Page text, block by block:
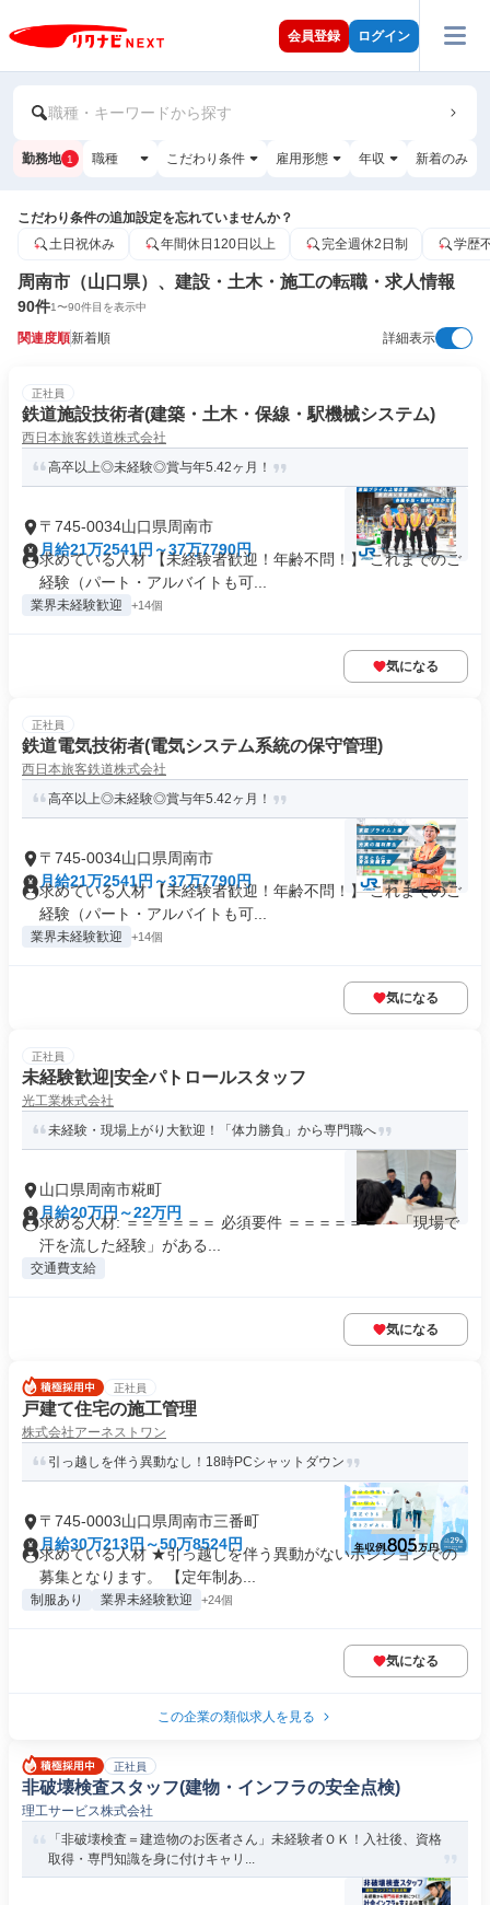
会員登録 ログイン
職種・キーワードから探す
勤務地 1 職種 こだわり条件 雇用形態 年収 新着のみ
こだわり条件の追加設定を忘れていませんか？
土日祝休み
年間休日120日以上 完全週休2日制 学歴
周南市（山口県）、建設・土木・施工の転職・求人情報
90件1〜90件目を表示中
関連度順新着順 詳細表示
正社員
鉄道施設技術者(建築・土木・保線・駅機械システム)
西日本旅客鉄道株式会社
高卒以上◎未経験◎賞与年5.42ヶ月！
〒745-0034山口県周南市
月給21万2541円～37万7790円
求めている人材 【未経験者歓迎！年齢不問！】 これまでのご
経験（パート・アルバイトも可...
業界未経験歓迎 +14個
気になる
正社員
鉄道電気技術者(電気システム系統の保守管理)
西日本旅客鉄道株式会社
高卒以上◎未経験◎賞与年5.42ヶ月！
〒745-0034山口県周南市
月給21万2541円～37万7790円
求めている人材 【未経験者歓迎！年齢不問！】 これまでのご
経験（パート・アルバイトも可...
業界未経験歓迎 +14個
気になる
正社員
未経験歓迎|安全パトロールスタッフ
光工業株式会社
未経験・現場上がり大歓迎！「体力勝負」から専門職へ
山口県周南市糀町
月給20万円～22万円
求める人材: ＝＝＝＝＝＝ 必須要件 ＝＝＝＝＝＝ ・「現場で
汗を流した経験」がある...
交通費支給
気になる
正社員
戸建て住宅の施工管理
株式会社アーネストワン
引っ越しを伴う異動なし！18時PCシャットダウン
〒745-0003山口県周南市三番町
月給30万213円～50万8524円
求めている人材 ★引っ越しを伴う異動がないポジションでの
募集となります。 【定年制あ...
制服あり 業界未経験歓迎 +24個
気になる
この企業の類似求人を見る
正社員
非破壊検査スタッフ(建物・インフラの安全点検)
理工サービス株式会社
「非破壊検査＝建造物のお医者さん」未経験者ＯＫ！入社後、資格
取得・専門知識を身に付けキャリ...